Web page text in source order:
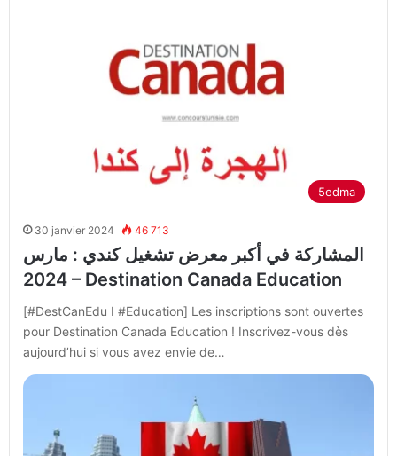
5edma
30 janvier 2024 46 713
المشاركة في أكبر معرض تشغيل كندي : مارس
2024 – Destination Canada Education
[#DestCanEdu I #Education] Les inscriptions sont ouvertes
pour Destination Canada Education ! Inscrivez-vous dès
aujourd’hui si vous avez envie de…